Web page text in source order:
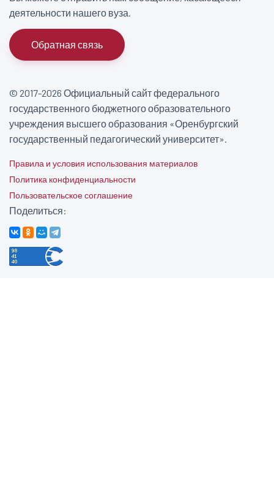
деятельности нашего вуза.
Обратная связь
© 2017-2026 Официальный сайт федерального
государственного бюджетного образовательного
учреждения высшего образования «Оренбургский
государственный педагогический университет».
Правила и условия использования материалов
Политика конфиденциальности
Пользовательское соглашение
Поделиться: